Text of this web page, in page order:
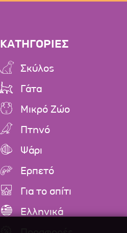
ΚΑΤΗΓΟΡΙΕΣ
Σκύλος
Γάτα
Μικρό Ζώο
Πτηνό
Ψάρι
Ερπετό
Για το σπίτι
Ελληνικά